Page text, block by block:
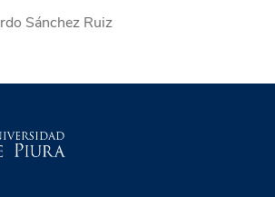
Sánchez Ruiz